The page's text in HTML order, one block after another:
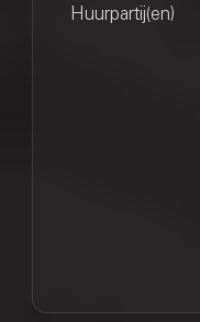
Huurpartij(en)